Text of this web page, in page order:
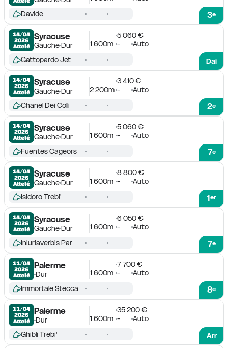
3e
Davide
14/04
2026
Attelé
Syracuse
GaucheDur
5 060 €
1 600m -
Auto
Dai
Gattopardo Jet
14/04
2026
Attelé
Syracuse
GaucheDur
3 410 €
2 200m - Auto
2e
Chanel Dei Colli
14/04
2026
Attelé
Syracuse
GaucheDur
5 060 €
1 600m - Auto
7e
Fuentes Cageors
14/04
2026
Attelé
Syracuse
GaucheDur
8 800 €
1 600m - Auto
1er
Isidoro Trebi'
14/04
2026
Attelé
Syracuse
GaucheDur
6 050 €
1 600m - Auto
7e
Iniuriaverbis Par
11/04
2026
Attelé
Palerme
Dur
7 700 €
1 600m - Auto
8e
Immortale Stecca
11/04
2026
Attelé
Palerme
Dur
35 200 €
1 600m -
Auto
Arr
Ghibli Trebi'